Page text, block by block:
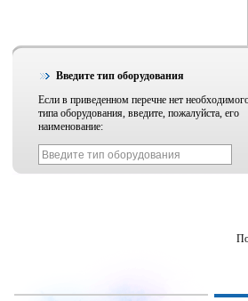
Введите тип оборудования
Если в приведенном перечне нет
типа оборудования, введите, пожалуйста, его
наименование: